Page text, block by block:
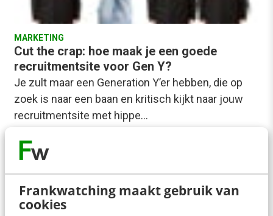
Frankwatching maakt gebruik van
cookies
MARKETING
Cut the crap: hoe maak je een goede
recruitmentsite voor Gen Y?
Je zult maar een Generation Y’er hebben, die op
zoek is naar een baan en kritisch kijkt naar jouw
recruitmentsite met hippe…
René Bolier